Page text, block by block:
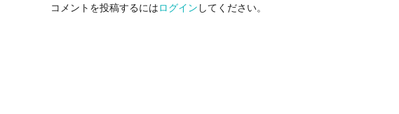
コメントを投稿するにはログイン してください。